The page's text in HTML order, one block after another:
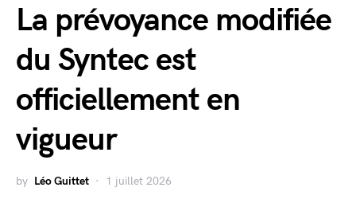
La prévoyance modifiée
du Syntec est
officiellement en
vigueur
by Léo Guittet 1 juillet 2026